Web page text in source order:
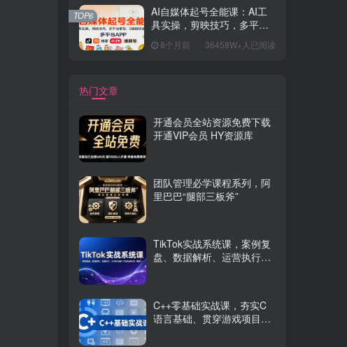
AI自媒体起号全能课：AI工
具实操，剪映技巧，多平台
8个月前 36458W+人已阅读
TOP6
热门文章
开通会员全站资源免费下载
开通VIP会员 HY资源库
团队管理必学课程系列，阿
里巴巴“腿部三板斧”
TikTok实战系统课，案例复
盘、数据解析、运营执行，
C++零基础实战课，夯实C
语言基础、贯穿游戏项目、